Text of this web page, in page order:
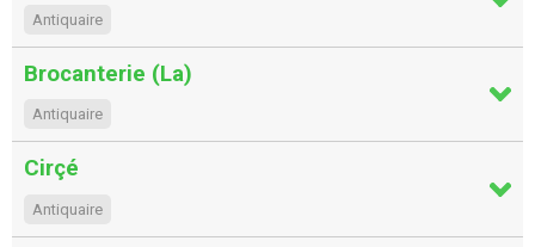
Antiquaire
Brocanterie (La)
Antiquaire
Cirçé
Antiquaire